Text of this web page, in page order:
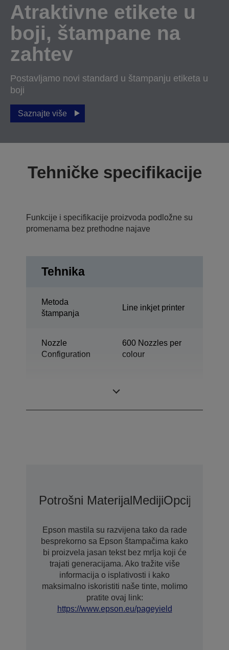
Atraktivne etikete u
boji, štampane na
zahtev
Postavljamo novi standard u štampanju etiketa u
boji
Saznajte više
Tehničke specifikacije
Funkcije i specifikacije proizvoda podložne su
promenama bez prethodne najave
Tehnika
Metoda
štampanja
Line inkjet printer
Nozzle
Configuration
600 Nozzles per
colour
Potrošni MaterijalMedijiOpcije
Epson mastila su razvijena tako da rade
besprekorno sa Epson štampačima kako
bi proizvela jasan tekst bez mrlja koji će
trajati generacijama. Ako tražite više
informacija o isplativosti i kako
maksimalno iskoristiti naše tinte, molimo
pratite ovaj link:
https://www.epson.eu/pageyield